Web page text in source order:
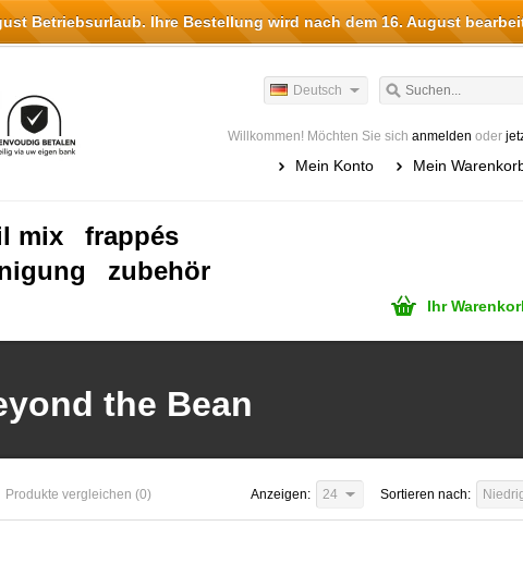
Deutsch
Willkommen! Möchten Sie sich anmelden oder
Mein Konto Mein
mix
frappés
zubehör
Ihr
the Bean
Produkte vergleichen (0) Sortieren nach:
Anzeigen: 24
Betriebsurlaub. Ihre Bestellung wird nach dem 16. August